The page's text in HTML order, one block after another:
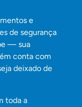
e
de segurança
— sua
conta com
deixado de
toda a